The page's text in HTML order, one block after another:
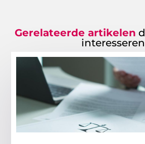
Gerelateerde artikelen
interesseren